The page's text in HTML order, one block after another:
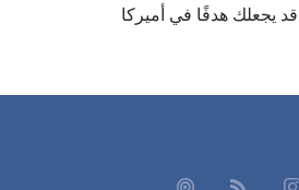
قد يجعلك هدفًا في أميركا